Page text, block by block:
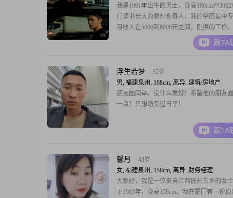
我是1991年出生的男士，身高
门读书长大的泉州永春人，我的学历是中
月收入在5000到8000元之间，刚换的工作
目前在石狮##3002##实在的闽南人
的性格，平时气氛轻松##3002##我也是一个
生的事#
跟TA
浮生若梦
35岁
男, 福建泉州, 168cm, 离异, 建筑/房地产
朋友圈简单，没什么爱好！希望他的朋友
一点！只想踏实过日子！
跟TA
馨月
43岁
女, 福建泉州, 158cm, 离异, 财务经理
大家好，我是一位来自江西抚州东乡的女
于1983年，身高158cm。我在厦门有一份